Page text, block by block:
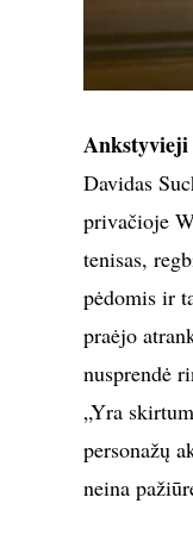
Ankstyvieji
Davidas
privačioje
tenisas,
pėdomis ir
praėjo
nusprendė
„Yra
personažų
neina